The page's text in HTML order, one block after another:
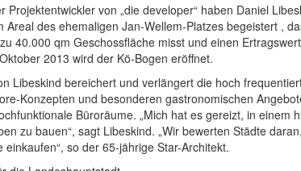
Projektentwickler von „die developer“ haben Daniel
Areal des ehemaligen Jan-Wellem-Platzes begeistert ,
40.000 qm Geschossfläche misst und einen
2013 wird der Kö-Bogen eröffnet.
Libeskind bereichert und verlängert die hoch
Konzepten und besonderen gastronomischen
Büroräume. „Mich hat es gereizt, in einem
zu bauen“, sagt Libeskind. „Wir bewerten Städte
einkaufen“, so der 65-jährige Star-Architekt.